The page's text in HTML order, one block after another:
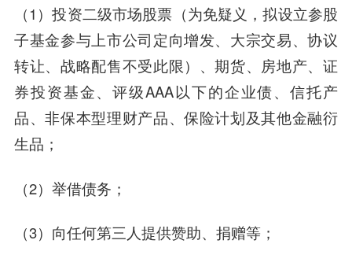
（1）投资二级市场股票（为免疑义，拟设立参股
子基金参与上市公司定向增发、大宗交易、协议
转让、战略配售不受此限）、期货、房地产、证
券投资基金、评级AAA以下的企业债、信托产
品、非保本型理财产品、保险计划及其他金融衍
生品；
（2）举借债务；
（3）向任何第三人提供赞助、捐赠等；